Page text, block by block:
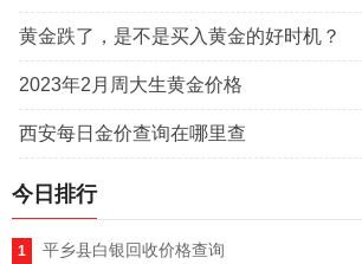
黄金跌了，是不是买入黄金的好时机？
2023年2月周大生黄金价格
西安每日金价查询在哪里查
今日排行
平乡县白银回收价格查询